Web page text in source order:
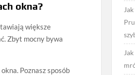
okna?
większe
Zbyt mocny bywa
Poznasz sposób